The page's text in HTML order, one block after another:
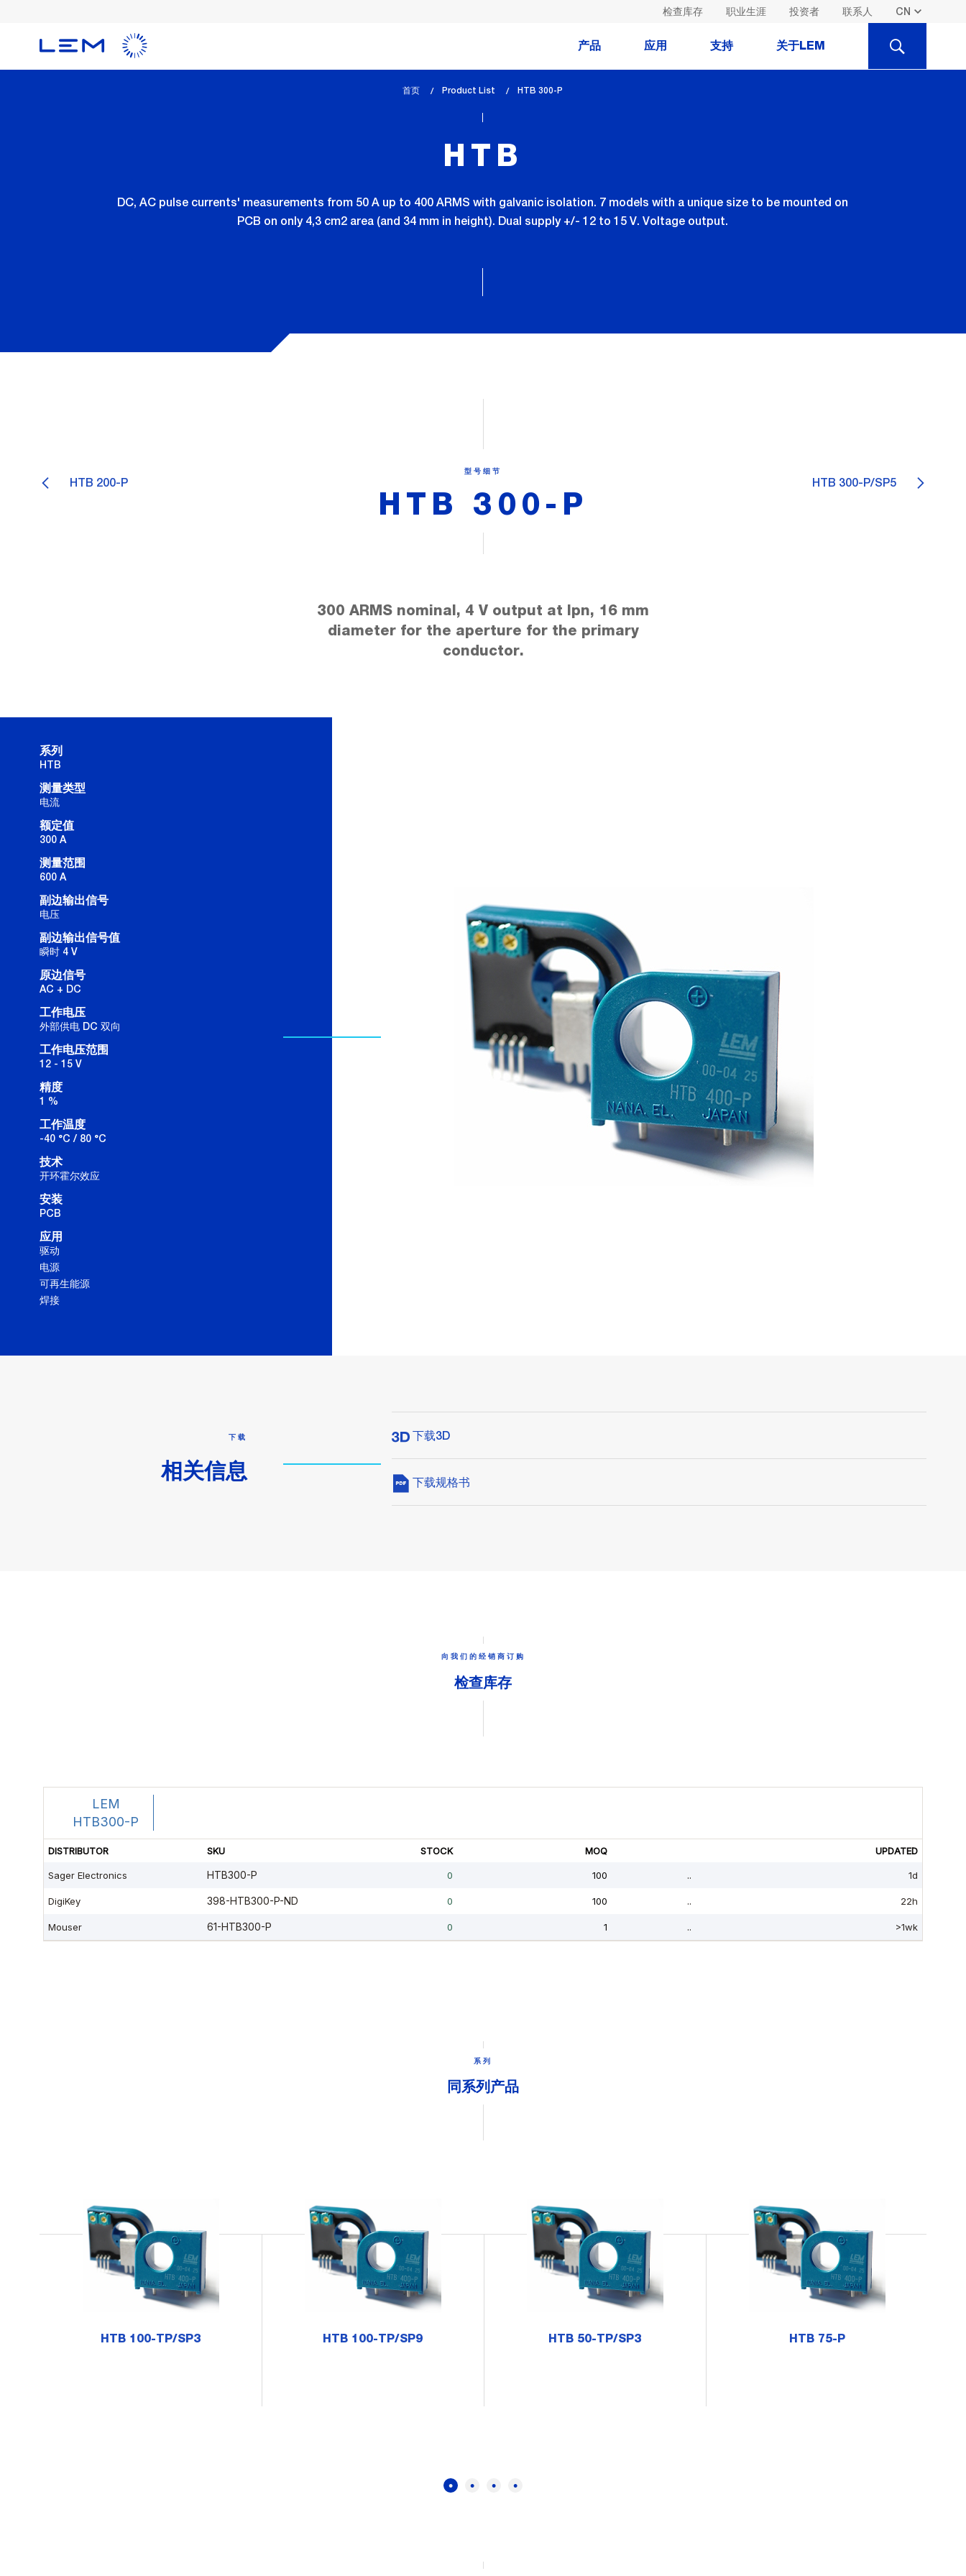
检查库存 职业生涯 投资者 联系人
产品 应用 支持 关于LEM SEARCH
首页 Product List
lem_current_page
HTB 300-P
HTB
DC, AC pulse currents' measurements from 50 A up to 400 ARMS with galvanic isolation. 7 models with a unique size to be mounted on
PCB on only 4,3 cm2 area (and 34 mm in height). Dual supply +/- 12 to 15 V. Voltage output.
HTB 200-P HTB 300-P/SP5
型号细节
HTB 300-P
300 ARMS nominal, 4 V output at Ipn, 16 mm
diameter for the aperture for the primary
conductor.
系列
HTB
测量类型
电流
额定值
300 A
测量范围
600 A
副边输出信号
电压
副边输出信号值
瞬时 4 V
原边信号
AC + DC
工作电压
外部供电 DC 双向
工作电压范围
12 - 15 V
精度
1 %
工作温度
-40 °C / 80 °C
技术
开环霍尔效应
安装
PCB
应用
驱动
电源
可再生能源
焊接
下载
相关信息
下载3D
下载规格书
向我们的经销商订购
检查库存
系列
同系列产品
HTB 100-TP/SP3 HTB 100-TP/SP9 HTB 50-TP/SP3 HTB 75-P